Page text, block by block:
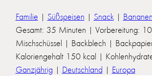
Familie | Süßspeisen | Snack| Bananen
Gesamt: 35 Minuten | Vorbereitung:
Mischschüssel | Backblech |
Kaloriengehalt 150 kcal |
Ganzjährig | Deutschland | Europa